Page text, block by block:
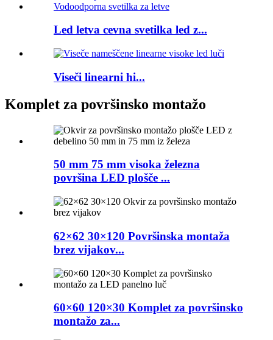
Led letva cevna svetilka led z...
Viseči linearni hi...
Komplet za površinsko montažo
50 mm 75 mm visoka železna
površina LED plošče ...
62×62 30×120 Površinska montaža
brez vijakov...
60×60 120×30 Komplet za površinsko
montažo za...